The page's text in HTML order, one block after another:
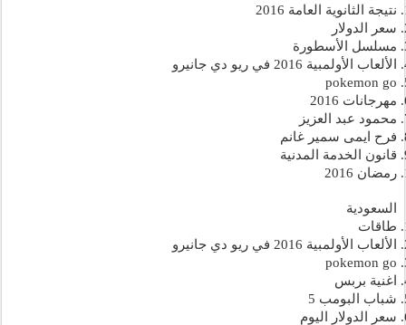
نتيجة الثانوية العامة 2016
سعر الدولار
مسلسل الأسطورة
الألعاب الأولمبية 2016 في ريو دي جانيرو
pokemon go
مهرجانات 2016
محمود عبد العزيز
فرح ايمى سمير غانم
قانون الخدمة المدنية
رمضان 2016
السعودية
طاقات
الألعاب الأولمبية 2016 في ريو دي جانيرو
pokemon go
اغنية بربس
شباب البومب 5
سعر الدولار اليوم